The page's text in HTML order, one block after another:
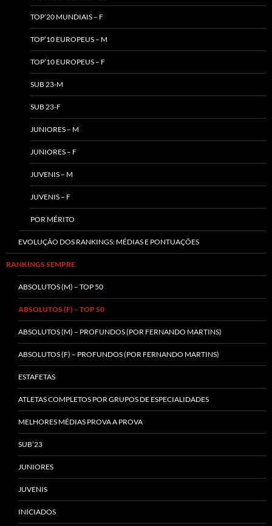
TOP’20 MUNDIAIS – F
TOP’10 EUROPEUS – M
TOP’10 EUROPEUS – F
SUB 23-M
SUB 23-F
JUNIORES – M
JUNIORES – F
JUVENIS – M
JUVENIS – F
POR MÉRITO
EVOLUÇÃO DOS RANKINGS: MÉDIAS E PONTUAÇÕES
RANKINGS SEMPRE
ABSOLUTOS (M) – TOP 50
ABSOLUTOS (F) – TOP 50
ABSOLUTOS (M) – PROFUNDOS (POR FERNANDO MARTINS)
ABSOLUTOS (F) – PROFUNDOS (POR FERNANDO MARTINS)
ESTAFETAS
ATLETAS COMPLETOS POR GRUPOS DE ESPECIALIDADES
MELHORES MÉDIAS PROVA A PROVA
SUB’23
JUNIORES
JUVENIS
INICIADOS